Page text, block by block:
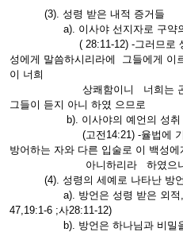
(3). 성령 받은 내적 증거들
a). 이사야 선지자로 구약의
( 28:11-12) -그러므로 생소
성에게 말씀하시리라에 그들에게 이
이 너희
상쾌함이니 너희는 곤비한
그들이 듣지 아니 하였 으므로
b). 이사야의 예언의 성취
(고전14:21) -율법에 기록된
방어하는 자와 다른 입술로 이 백성
아니하리라 하였으
(4). 성령의 세예로 나타난 방언
a). 방언은 성령 받은 외적, 내
47,19:1-6 ;사28:11-12)
b). 방언은 하나님과 비밀을